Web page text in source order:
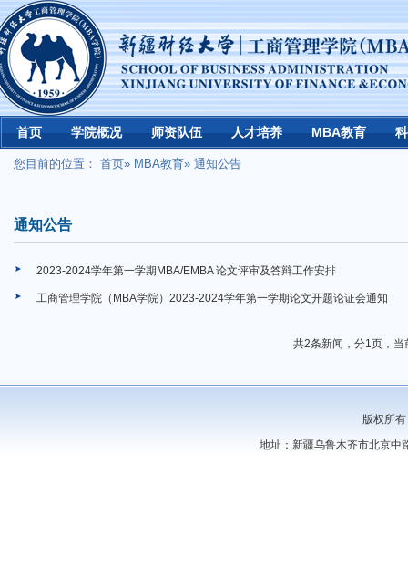
首页 学院概况 师资队伍 人才培养 MBA教育
您目前的位置： 首页» MBA教育» 通知公告
通知公告
2023-2024学年第一学期MBA/EMBA 论文评审及答辩工作安排
工商管理学院（MBA学院）2023-2024学年第一学期论文开题论证会通知
共2条新闻，分1页，当
版权所
地址：新疆乌鲁木齐市北京